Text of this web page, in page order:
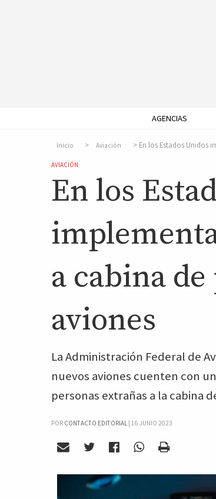
AGENCIAS
Inicio Aviación En los Estados Unidos
AVIACIÓN
En los
a cabina
aviones
La Administración Federal de
nuevos aviones cuenten con
personas extrañas a la cabina
POR CONTACTO EDITORIAL | 16 JUNIO 2023